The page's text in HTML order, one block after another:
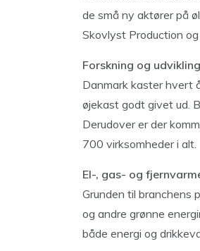
de små ny aktører på
Skovlyst Production
Forskning og udvikling
Danmark kaster hvert
øjekast godt givet ud.
Derudover er der
700 virksomheder i alt.
El-, gas- og
Grunden til branchens
og andre grønne
både energi og